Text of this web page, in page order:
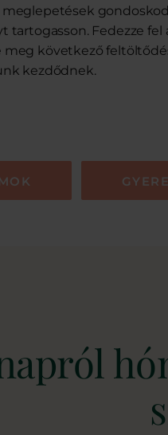
meglepetések
Fedezze fel
meg következő
kezdődnek.